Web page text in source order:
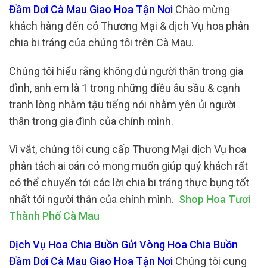
Đầm Dơi Cà Mau Giao Hoa Tận Nơi Chào mừng
khách hàng đến có Thương Mại & dịch Vụ hoa phân
chia bi tráng của chúng tôi trên Cà Mau.
Chúng tôi hiểu rằng không đủ người thân trong gia
đình, anh em là 1 trong những điều âu sầu & cạnh
tranh lòng nhằm tậu tiếng nói nhằm yên ủi người
thân trong gia đình của chính mình.
Vì vắt, chúng tôi cung cấp Thương Mại dịch Vụ hoa
phân tách ai oán có mong muốn giúp quý khách rất
có thể chuyển tới các lời chia bi tráng thực bụng tốt
nhất tới người thân của chính mình. Shop Hoa Tươi
Thành Phố Cà Mau
Dịch Vụ Hoa Chia Buồn Gửi Vòng Hoa Chia Buồn
Đầm Dơi Cà Mau Giao Hoa Tận Nơi Chúng tôi cung